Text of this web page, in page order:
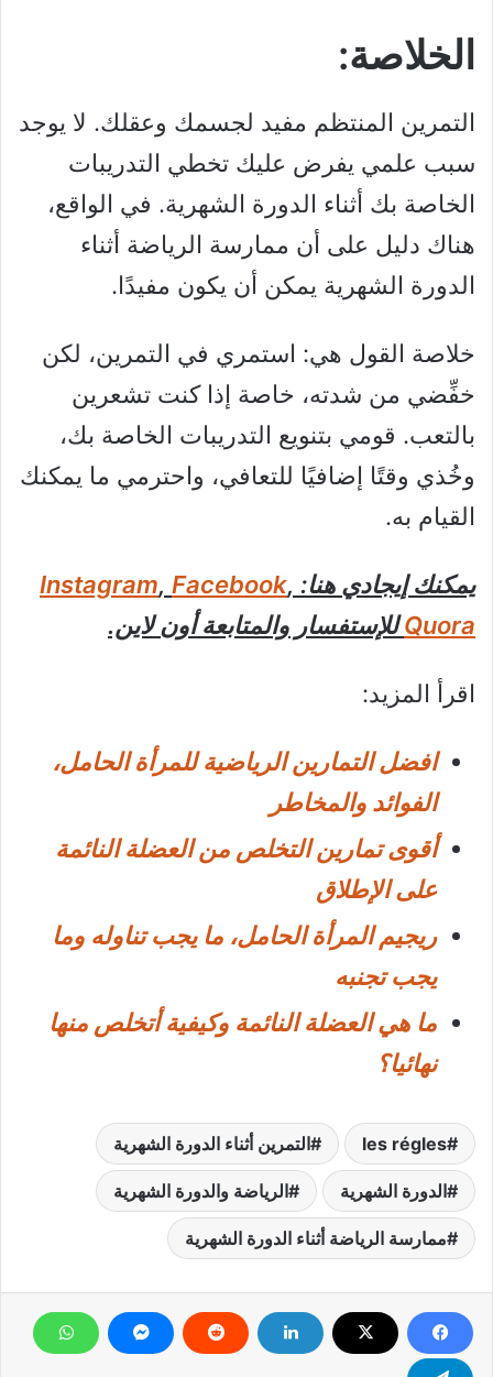
الخلاصة:
التمرين المنتظم مفيد لجسمك وعقلك. لا يوجد
سبب علمي يفرض عليك تخطي التدريبات
الخاصة بك أثناء الدورة الشهرية. في الواقع،
هناك دليل على أن ممارسة الرياضة أثناء
الدورة الشهرية يمكن أن يكون مفيدًا.
خلاصة القول هي: استمري في التمرين، لكن
خفِّضي من شدته، خاصة إذا كنت تشعرين
بالتعب. قومي بتنويع التدريبات الخاصة بك،
وخُذي وقتًا إضافيًا للتعافي، واحترمي ما يمكنك
القيام به.
يمكنك إيجادي هنا: Instagram, Facebook,
Quoraللإستفسار والمتابعة أون لاين.
اقرأ المزيد:
افضل التمارين الرياضية للمرأة الحامل،
الفوائد والمخاطر
أقوى تمارين التخلص من العضلة النائمة
على الإطلاق
ريجيم المرأة الحامل، ما يجب تناوله وما
يجب تجنبه
ما هي العضلة النائمة وكيفية أتخلص منها
نهائيا؟
les régles التمرين أثناء الدورة الشهرية
الدورة الشهرية الرياضة والدورة الشهرية
ممارسة الرياضة أثناء الدورة الشهرية